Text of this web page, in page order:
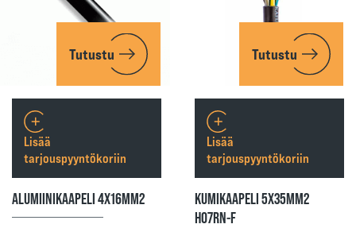
Tutustu
ALUMIINIKAAPELI 4X16MM2
Lisää
tarjouspyyntökoriin
Tutustu
KUMIKAAPELI 5X35MM2
H07RN-F
Lisää
tarjouspyyntökoriin